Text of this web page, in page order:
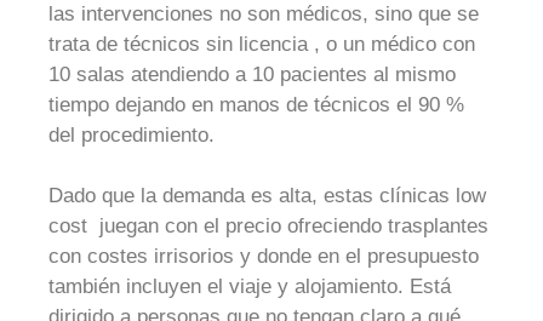
las intervenciones no son médicos, sino que se
trata de técnicos sin licencia , o un médico con
10 salas atendiendo a 10 pacientes al mismo
tiempo dejando en manos de técnicos el 90 %
del procedimiento.
Dado que la demanda es alta, estas clínicas low
cost juegan con el precio ofreciendo trasplantes
con costes irrisorios y donde en el presupuesto
también incluyen el viaje y alojamiento. Está